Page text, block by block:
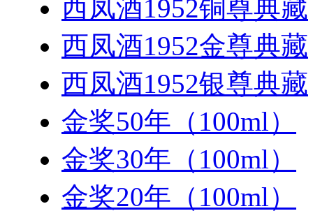
西凤酒1952铜尊典藏
西凤酒1952金尊典藏
西凤酒1952银尊典藏
金奖50年（100ml）
金奖30年（100ml）
金奖20年（100ml）